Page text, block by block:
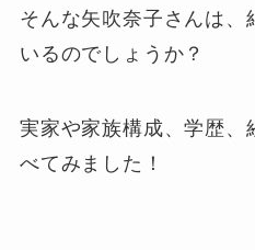
そんな矢吹奈子さんは、
いるのでしょうか？
実家や家族構成、学歴、
べてみました！